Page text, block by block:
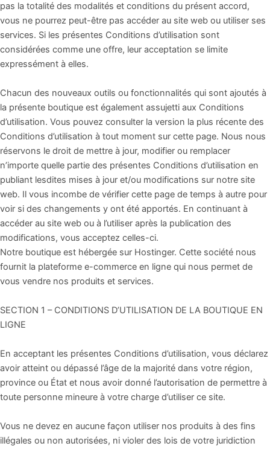
pas la totalité des modalités et conditions du présent accord,
vous ne pourrez peut-être pas accéder au site web ou utiliser ses
services. Si les présentes Conditions d’utilisation sont
considérées comme une offre, leur acceptation se limite
expressément à elles.
Chacun des nouveaux outils ou fonctionnalités qui sont ajoutés à
la présente boutique est également assujetti aux Conditions
d’utilisation. Vous pouvez consulter la version la plus récente des
Conditions d’utilisation à tout moment sur cette page. Nous nous
réservons le droit de mettre à jour, modifier ou remplacer
n’importe quelle partie des présentes Conditions d’utilisation en
publiant lesdites mises à jour et/ou modifications sur notre site
web. Il vous incombe de vérifier cette page de temps à autre pour
voir si des changements y ont été apportés. En continuant à
accéder au site web ou à l’utiliser après la publication des
modifications, vous acceptez celles-ci.
Notre boutique est hébergée sur Hostinger. Cette société nous
fournit la plateforme e-commerce en ligne qui nous permet de
vous vendre nos produits et services.
SECTION 1 – CONDITIONS D’UTILISATION DE LA BOUTIQUE EN
LIGNE
En acceptant les présentes Conditions d’utilisation, vous déclarez
avoir atteint ou dépassé l’âge de la majorité dans votre région,
province ou État et nous avoir donné l’autorisation de permettre à
toute personne mineure à votre charge d’utiliser ce site.
Vous ne devez en aucune façon utiliser nos produits à des fins
illégales ou non autorisées, ni violer des lois de votre juridiction